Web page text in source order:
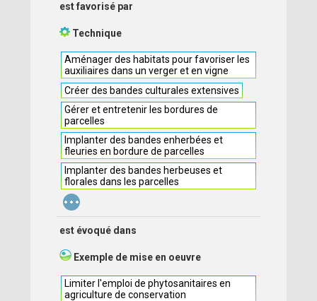
est favorisé par
Technique
Aménager des habitats pour favoriser les
auxiliaires dans un verger et en vigne
Créer des bandes culturales extensives
Gérer et entretenir les bordures de
parcelles
Implanter des bandes enherbées et
fleuries en bordure de parcelles
Implanter des bandes herbeuses et
florales dans les parcelles
...
est évoqué dans
Exemple de mise en oeuvre
Limiter l'emploi de phytosanitaires en
agriculture de conservation